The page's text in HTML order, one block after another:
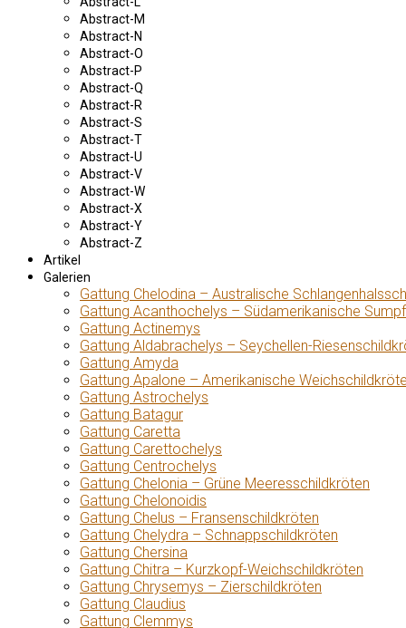
Abstract-M
Abstract-N
Abstract-O
Abstract-P
Abstract-Q
Abstract-R
Abstract-S
Abstract-T
Abstract-U
Abstract-V
Abstract-W
Abstract-X
Abstract-Y
Abstract-Z
Artikel
Galerien
Gattung Chelodina – Australische
Gattung Acanthochelys – Südamerikanische
Gattung Actinemys
Gattung Aldabrachelys – Seychellen-
Gattung Amyda
Gattung Apalone – Amerikanische
Gattung Astrochelys
Gattung Batagur
Gattung Caretta
Gattung Carettochelys
Gattung Centrochelys
Gattung Chelonia – Grüne Meeresschildkröten
Gattung Chelonoidis
Gattung Chelus – Fransenschildkröten
Gattung Chelydra – Schnappschildkröten
Gattung Chersina
Gattung Chitra – Kurzkopf-Weichschildkröten
Gattung Chrysemys – Zierschildkröten
Gattung Claudius
Gattung Clemmys